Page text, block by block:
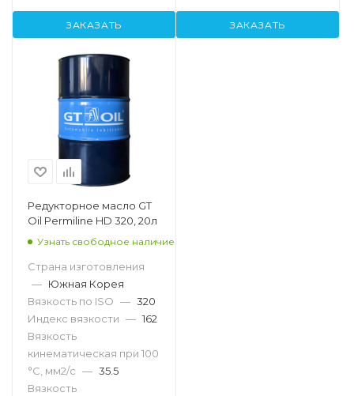
ЗАКАЗАТЬ ЗАКАЗАТЬ
Редукторное масло GT
Oil Permiline HD 320, 20л
Узнать свободное наличие
Страна изготовления
— Южная Корея
Вязкость по ISO — 320
Индекс вязкости — 162
Вязкость
кинематическая при 100
°С, мм2/с — 35.5
Вязкость